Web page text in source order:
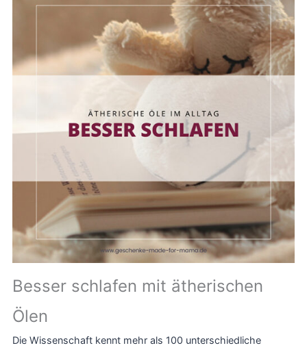
Besser schlafen mit ätherischen
Ölen
Die Wissenschaft kennt mehr als 100 unterschiedliche